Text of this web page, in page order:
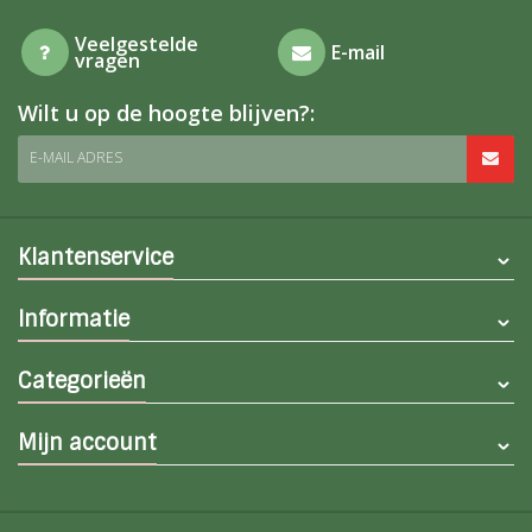
Veelgestelde
vragen E-mail
Wilt u op de hoogte blijven?:
E-MAIL ADRES
Klantenservice
Informatie
Categorieën
Mijn account